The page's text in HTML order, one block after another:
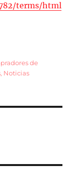
terms/html
de
, Noticias